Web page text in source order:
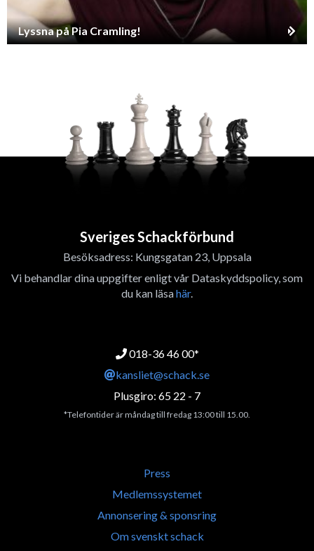
Lyssna på Pia Cramling!
Sveriges Schackförbund
Besöksadress: Kungsgatan 23, Uppsala
Vi behandlar dina uppgifter enligt vår Dataskyddspolicy, som
du kan läsahär.
018-36 46 00*
kansliet@schack.se
Plusgiro: 65 22 - 7
*Telefontider är måndag till fredag 13:00 till 15.00.
Press
Medlemssystemet
Annonsering & sponsring
Om svenskt schack